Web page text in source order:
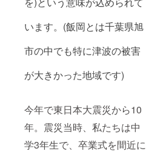
います。(飯岡とは千葉県旭
市の中でも特に津波の被害
が大きかった地域です)
今年で東日本大震災から10
年。震災当時、私たちは中
学3年生で、卒業式を間近に